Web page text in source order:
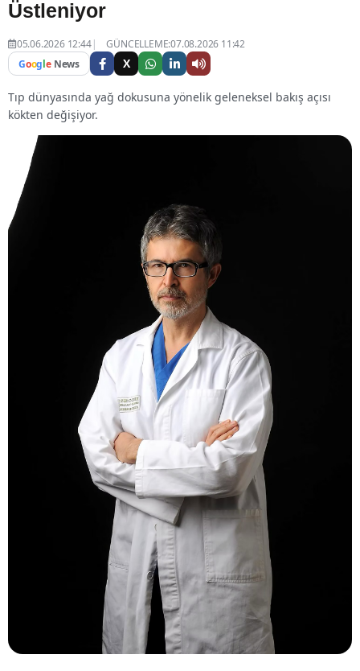
Üstleniyor
05.06.2026 12:44
GÜNCELLEME:07.08.2026 11:42
Google News X
Tıp dünyasında yağ dokusuna yönelik geleneksel bakış açısı
kökten değişiyor.